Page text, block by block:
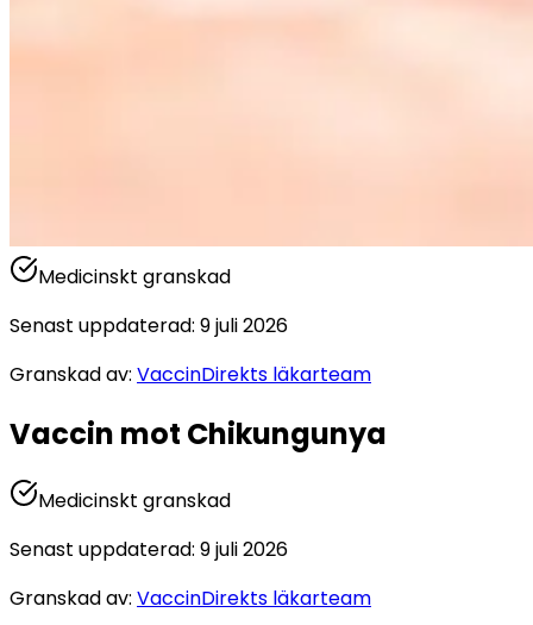
Medicinskt granskad
Senast uppdaterad: 9 juli 2026
Granskad av: VaccinDirekts läkarteam
Vaccin mot Chikungunya
Medicinskt granskad
Senast uppdaterad: 9 juli 2026
Granskad av: VaccinDirekts läkarteam